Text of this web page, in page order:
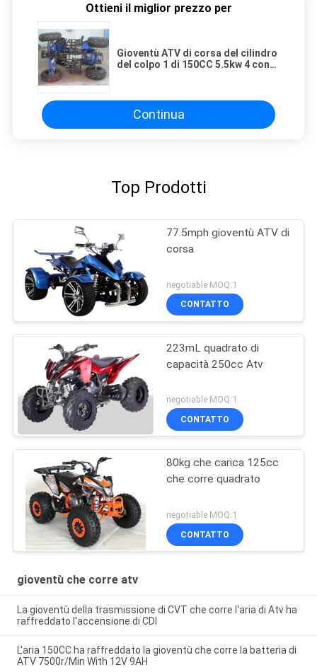
Ottieni il miglior prezzo per
Gioventù ATV di corsa del cilindro
del colpo 1 di 150CC 5.5kw 4 con
Continua
Top Prodotti
77.5mph gioventù ATV di
corsa
negotiable MOQ:1
CONTATTO
223mL quadrato di
capacità 250cc Atv
negotiable MOQ:1
CONTATTO
80kg che carica 125cc
che corre quadrato
negotiable MOQ:1
CONTATTO
gioventù che corre atv
La gioventù della trasmissione di CVT che corre l'aria di Atv ha
raffreddato l'accensione di CDI
L'aria 150CC ha raffreddato la gioventù che corre la batteria di
ATV 7500r/Min With 12V 9AH